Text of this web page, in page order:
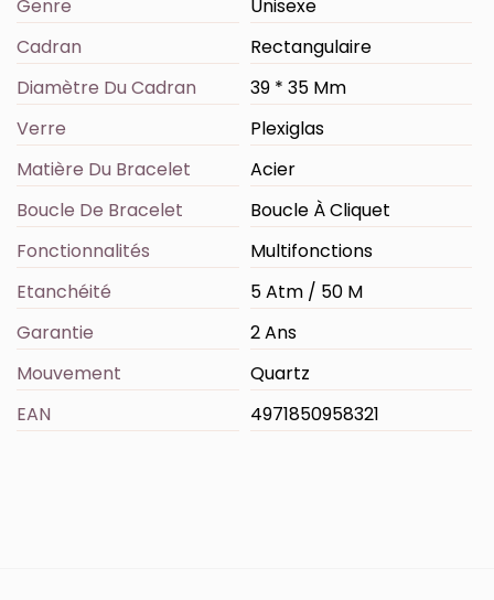
Genre
Unisexe
Cadran
Rectangulaire
Diamètre Du Cadran
39 * 35 Mm
Verre
Plexiglas
Matière Du Bracelet
Acier
Boucle De Bracelet
Boucle À Cliquet
Fonctionnalités
Multifonctions
Etanchéité
5 Atm / 50 M
Garantie
2 Ans
Mouvement
Quartz
EAN
4971850958321